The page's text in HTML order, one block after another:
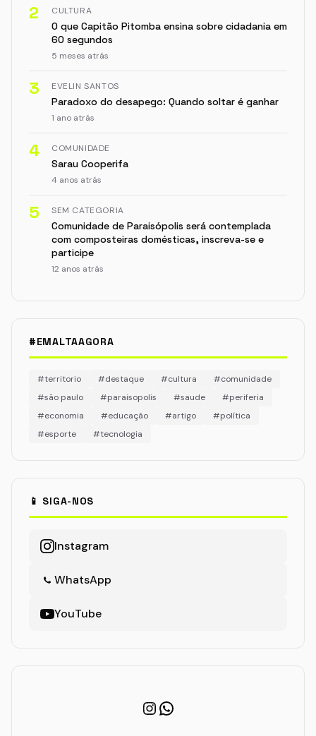
2 CULTURA
O que Capitão Pitomba ensina sobre cidadania em
60 segundos
5 meses atrás
3 EVELIN SANTOS
Paradoxo do desapego: Quando soltar é ganhar
1 ano atrás
4 COMUNIDADE
Sarau Cooperifa
4 anos atrás
5 SEM CATEGORIA
Comunidade de Paraisópolis será contemplada
com composteiras domésticas, inscreva-se e
participe
12 anos atrás
#EMALTAAGORA
#territorio #destaque #cultura
#comunidade
#são paulo
#paraisopolis #saude
#periferia
#economia
#educação #artigo
#política
#esporte
#tecnologia
📱 SIGA-NOS
Instagram
WhatsApp
YouTube
Instagram
WhatsApp